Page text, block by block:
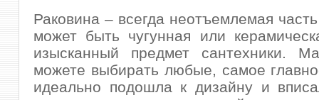
Раковина – всегда неотъемлемая
может быть чугунная или
изысканный предмет сантехники.
можете выбирать любые, самое
идеально подошла к дизайну и